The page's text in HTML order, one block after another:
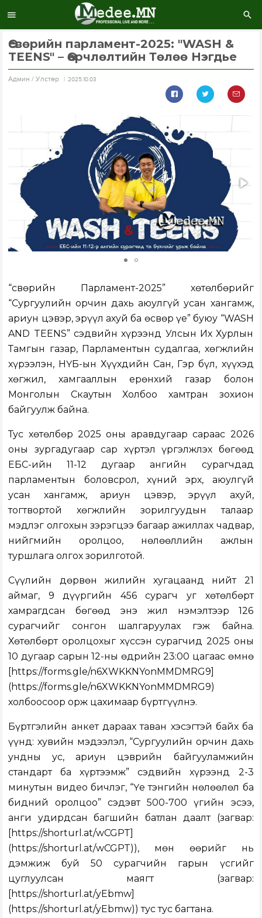
Өсвөрийн парламент-2025: "WASH &
TEENS" – Өөрчлөлтийн Төлөө Нэгдье
Aдмин / Улстөр 2025.10.03
“Өсвөрийн Парламент-2025” хөтөлбөрийг
“Сургуулийн орчин дахь аюулгүй усан хангамж,
ариун цэвэр, эрүүл ахуй ба өсвөр үе” буюу “WASH
AND TEENS” сэдвийн хүрээнд Улсын Их Хурлын
Тамгын газар, Парламентын судалгаа, хөгжлийн
хүрээлэн, НҮБ-ын Хүүхдийн Сан, Гэр бүл, хүүхэд
хөгжил, хамгааллын ерөнхий газар болон
Монголын Скаутын Холбоо хамтран зохион
байгуулж байна.
Тус хөтөлбөр 2025 оны аравдугаар сараас 2026
оны зургадугаар сар хүртэл үргэлжлэх бөгөөд
ЕБС-ийн 11-12 дугаар ангийн сурагчдад
парламентын боловсрол, хүний эрх, аюулгүй
усан хангамж, ариун цэвэр, эрүүл ахуй,
тогтвортой хөгжлийн зорилгуудын талаар
мэдлэг олгохын зэрэгцээ багаар ажиллах чадвар,
нийгмийн оролцоо, нөлөөллийн ажлын
туршлага олгох зорилготой.
Сүүлийн дөрвөн жилийн хугацаанд нийт 21
аймаг, 9 дүүргийн 456 сурагч уг хөтөлбөрт
хамрагдсан бөгөөд энэ жил нэмэлтээр 126
сурагчийг сонгон шалгаруулах гэж байна.
Хөтөлбөрт оролцохыг хүссэн сурагчид 2025 оны
10 дугаар сарын 12-ны өдрийн 23:00 цагаас өмнө
[https://forms.gle/n6XWKKNYonMMDMRG9]
(https://forms.gle/n6XWKKNYonMMDMRG9)
холбоосоор орж цахимаар бүртгүүлнэ.
Бүртгэлийн анкет дараах таван хэсэгтэй байх ба
үүнд: хувийн мэдээлэл, “Сургуулийн орчин дахь
ундны ус, ариун цэврийн байгууламжийн
стандарт ба хүртээмж” сэдвийн хүрээнд 2-3
минутын видео бичлэг, “Үе тэнгийн нөлөөлөл ба
бидний оролцоо” сэдэвт 500-700 үгийн эсээ,
анги удирдсан багшийн батлан даалт (загвар:
[https://shorturl.at/wCGPT]
(https://shorturl.at/wCGPT)), мөн өөрийг нь
дэмжиж буй 50 сурагчийн гарын үсгийг
цуглуулсан маягт (загвар:
[https://shorturl.at/yEbmw]
(https://shorturl.at/yEbmw)) тус тус багтана.